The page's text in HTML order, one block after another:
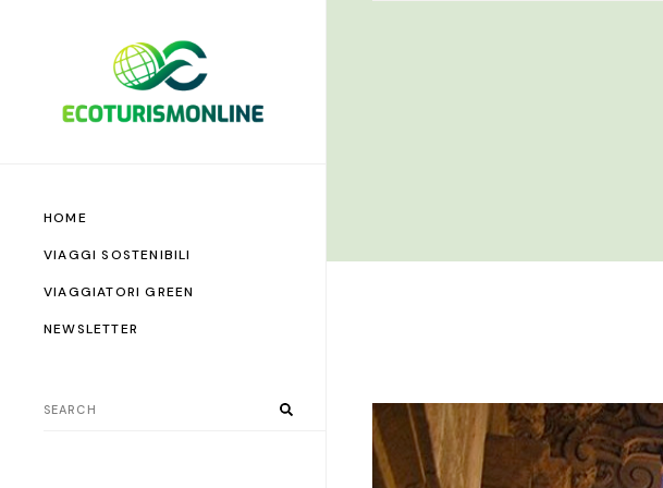
HOME
VIAGGI SOSTENIBILI
VIAGGIATORI GREEN
NEWSLETTER